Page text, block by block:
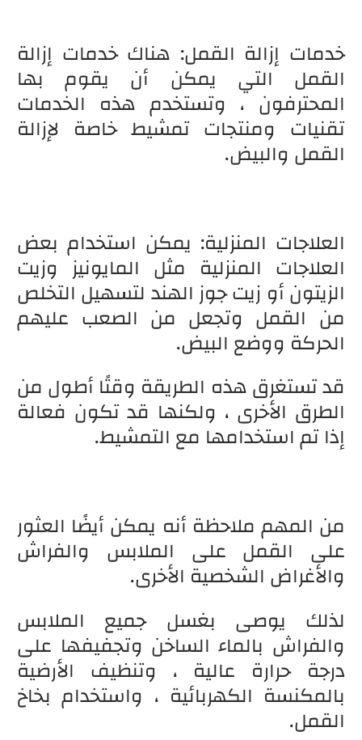
خدمات إزالة القمل: هناك خدمات إزالة
القمل التي يمكن أن يقوم بها
المحترفون ، وتستخدم هذه الخدمات
تقنيات ومنتجات تمشيط خاصة لإزالة
القمل والبيض.
العلاجات المنزلية: يمكن استخدام بعض
العلاجات المنزلية مثل المايونيز وزيت
الزيتون أو زيت جوز الهند لتسهيل التخلص
من القمل وتجعل من الصعب عليهم
الحركة ووضع البيض.
قد تستغرق هذه الطريقة وقتًا أطول من
الطرق الأخرى ، ولكنها قد تكون فعالة
إذا تم استخدامها مع التمشيط.
من المهم ملاحظة أنه يمكن أيضًا العثور
على القمل على الملابس والفراش
والأغراض الشخصية الأخرى.
لذلك يوصى بغسل جميع الملابس
والفراش بالماء الساخن وتجفيفها على
درجة حرارة عالية ، وتنظيف الأرضية
بالمكنسة الكهربائية ، واستخدام بخاخ
القمل.